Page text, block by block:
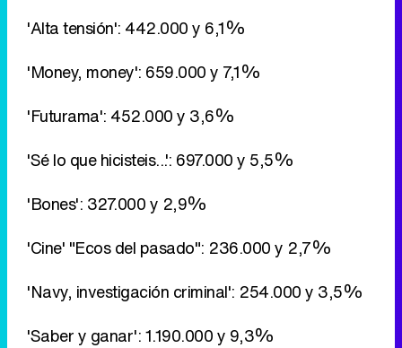
'Alta tensión': 442.000 y 6,1%
'Money, money': 659.000 y 7,1%
'Futurama': 452.000 y 3,6%
'Sé lo que hicisteis...': 697.000 y 5,5%
'Bones': 327.000 y 2,9%
'Cine' "Ecos del pasado": 236.000 y 2,7%
'Navy, investigación criminal': 254.000 y 3,5%
'Saber y ganar': 1.190.000 y 9,3%